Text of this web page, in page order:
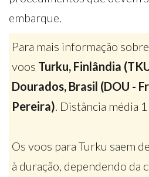
embarque.
Para mais informação
voos Turku, Finlândia
Dourados, Brasil (DOU -
Pereira). Distância média
Os voos para Turku saem
à duração, dependendo da